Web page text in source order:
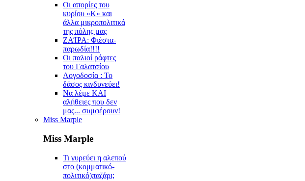
Οι απορίες του
κυρίου «Κ» και
άλλα μικροπολιτικά
της πόλης μας
ZAΊΡΑ: Φιέστα-
παρωδία!!!!
Οι παλιοί ράφτες
του Γαλατσίου
Λογοδοσία : Το
δάσος κινδυνεύει!
Να λέμε ΚΑΙ
αλήθειες που δεν
μας... συμφέρουν!
Miss Marple
Miss Marple
Τι γυρεύει η αλεπού
στο (κομματικό-
πολιτικό)παζάρι;